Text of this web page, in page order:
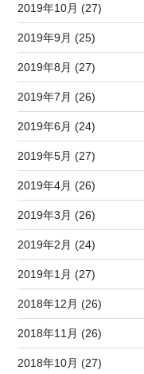
2019年10月 (27)
2019年9月 (25)
2019年8月 (27)
2019年7月 (26)
2019年6月 (24)
2019年5月 (27)
2019年4月 (26)
2019年3月 (26)
2019年2月 (24)
2019年1月 (27)
2018年12月 (26)
2018年11月 (26)
2018年10月 (27)